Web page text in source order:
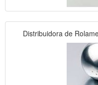
Distribuidora de